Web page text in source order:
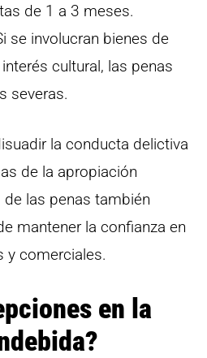
de 1 a 3 meses.
se involucran bienes de
cultural, las penas
severas.
la conducta delictiva
de la apropiación
las penas también
mantener la confianza en
y comerciales.
en la